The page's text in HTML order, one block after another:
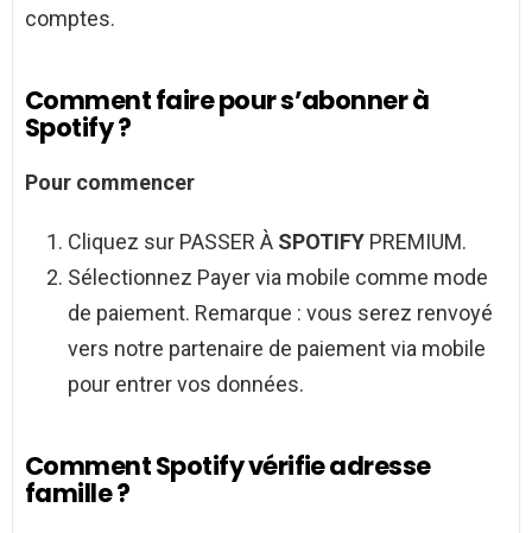
comptes.
Comment faire pour s’abonner à
Spotify ?
Pour commencer
Cliquez sur PASSER À SPOTIFY PREMIUM.
Sélectionnez Payer via mobile comme mode
de paiement. Remarque : vous serez renvoyé
vers notre partenaire de paiement via mobile
pour entrer vos données.
Comment Spotify vérifie adresse
famille ?